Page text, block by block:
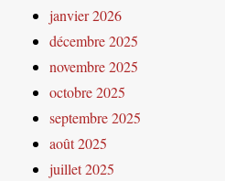
janvier 2026
décembre 2025
novembre 2025
octobre 2025
septembre 2025
août 2025
juillet 2025